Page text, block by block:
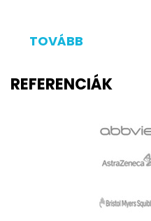
TOVÁBB
REFERENCIÁK